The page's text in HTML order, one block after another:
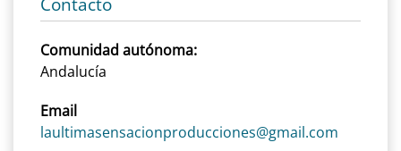
Comunidad autónoma:
Andalucía
Email
laultimasensacionproducciones@gmail.com